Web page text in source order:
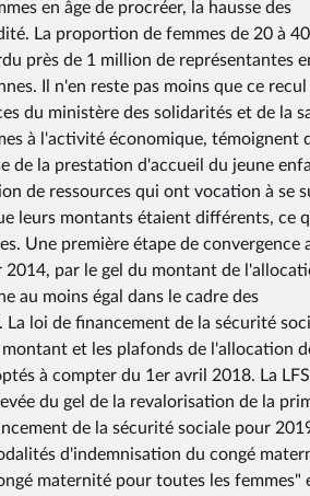
en âge de procréer, la hausse des
La proportion de femmes de 20 à
près de 1 million de représentantes
Il n'en reste pas moins que ce recul
du ministère des solidarités et de la
à l'activité économique, témoignent
de la prestation d'accueil du jeune
de ressources qui ont vocation à se
leurs montants étaient différents, ce
Une première étape de convergence
par le gel du montant de
au moins égal dans le cadre des
loi de financement de la sécurité
et les plafonds de l'allocation
à compter du 1er avril 2018. La
du gel de la revalorisation de la
de la sécurité sociale pour
d'indemnisation du congé
maternité pour toutes les femmes"